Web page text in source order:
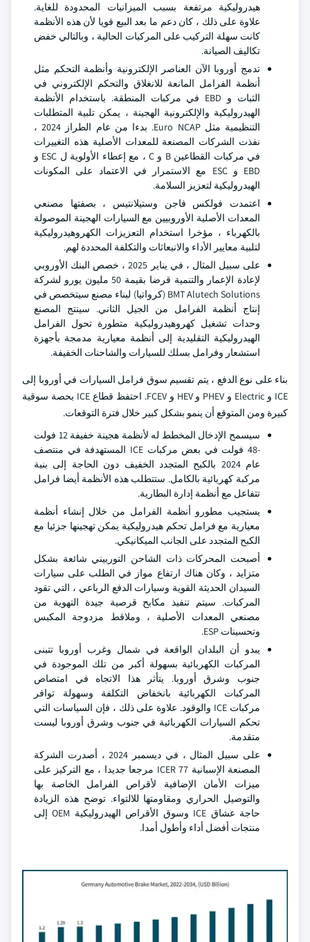
هيدروليكية مرتفعة بسبب الميزانيات المحدودة للغاية.
علاوة على ذلك ، كان دعم ما بعد البيع قويا لأن هذه الأنظمة
كانت سهلة التركيب على المركبات الحالية ، وبالتالي خفض
تكاليف الصيانة.
تدمج أوروبا الآن العناصر الإلكترونية وأنظمة التحكم مثل
أنظمة الفرامل المانعة للانغلاق والتحكم الإلكتروني في
الثبات و EBD في مركبات المنطقة. باستخدام الأنظمة
الهيدروليكية والإلكترونية الهجينة ، يمكن تلبية المتطلبات
التنظيمية مثل Euro NCAP. بدءا من عام الطراز 2024 ،
نفذت الشركات المصنعة للمعدات الأصلية هذه التغييرات
في مركبات القطاعين B و C ، مع إعطاء الأولوية ل ESC و
EBD و ESC مع الاستمرار في الاعتماد على المكونات
الهيدروليكية لتعزيز السلامة.
اعتمدت فولكس فاجن وستيلانتيس ، بصفتها مصنعي
المعدات الأصلية الأوروبيين مع السيارات الهجينة الموصولة
بالكهرباء ، مؤخرا استخدام التعزيزات الكهروهيدروليكية
لتلبية معايير الأداء والانبعاثات والتكلفة المحددة لهم.
على سبيل المثال ، في يناير 2025 ، خصص البنك الأوروبي
لإعادة الإعمار والتنمية قرضا بقيمة 50 مليون يورو لشركة
BMT Alutech Solutions (كرواتيا) لبناء مصنع سيتخصص في
إنتاج أنظمة الفرامل من الجيل الثاني. سينتج المصنع
وحدات تشغيل كهروهيدروليكية متطورة تحول الفرامل
الهيدروليكية التقليدية إلى أنظمة معيارية مدمجة بأجهزة
استشعار وفرامل بسلك للسيارات والشاحنات الخفيفة.
بناء على نوع الدفع ، يتم تقسيم سوق فرامل السيارات في أوروبا إلى
ICE و Electric و PHEV و HEV و FCEV. احتفظ قطاع ICE بحصة سوقية
كبيرة ومن المتوقع أن ينمو بشكل كبير خلال فترة التوقعات.
سيسمح الإدخال المخطط له لأنظمة هجينة خفيفة 12 فولت
-48 فولت في بعض مركبات ICE المستهدفة في منتصف
عام 2024 بالكبح المتجدد الخفيف دون الحاجة إلى بنية
مركبة كهربائية بالكامل. ستتطلب هذه الأنظمة أيضا فرامل
تتفاعل مع أنظمة إدارة البطارية.
يستجيب مطورو أنظمة الفرامل من خلال إنشاء أنظمة
معيارية مع فرامل تحكم هيدروليكية يمكن تهجينها جزئيا مع
الكبح المتجدد على الجانب الميكانيكي.
أصبحت المحركات ذات الشاحن التوربيني شائعة بشكل
متزايد ، وكان هناك ارتفاع مواز في الطلب على سيارات
السيدان الحديثة القوية وسيارات الدفع الرباعي ، التي تقود
المركبات. سيتم تنفيذ مكابح قرصية جيدة التهوية من
مصنعي المعدات الأصلية ، وملاقط مزدوجة المكبس
وتحسينات ESP.
يبدو أن البلدان الواقعة في شمال وغرب أوروبا تتبنى
المركبات الكهربائية بسهولة أكبر من تلك الموجودة في
جنوب وشرق أوروبا. يتأثر هذا الاتجاه في امتصاص
المركبات الكهربائية بانخفاض التكلفة وسهولة توافر
مركبات ICE والوقود. علاوة على ذلك ، فإن السياسات التي
تحكم السيارات الكهربائية في جنوب وشرق أوروبا ليست
متقدمة.
على سبيل المثال ، في ديسمبر 2024 ، أصدرت الشركة
المصنعة الإسبانية ICER 77 مرجعا جديدا ، مع التركيز على
ميزات الأمان الإضافية لأقراص الفرامل الخاصة بها
والتوصيل الحراري ومقاومتها للالتواء. توضح هذه الزيادة
حاجة عشاق ICE وسوق الأقراص الهيدروليكية OEM إلى
منتجات أفضل أداء وأطول أمدا.